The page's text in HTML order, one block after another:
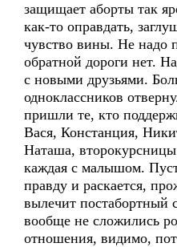
защищает аборты так
как-то оправдать,
чувство вины. Не надо
обратной дороги нет.
с новыми друзьями.
одноклассников
пришли те, кто
Вася, Констанция,
Наташа,
каждая с малышом.
правду и раскается,
вылечит постабортный
вообще не сложились
отношения, видимо,